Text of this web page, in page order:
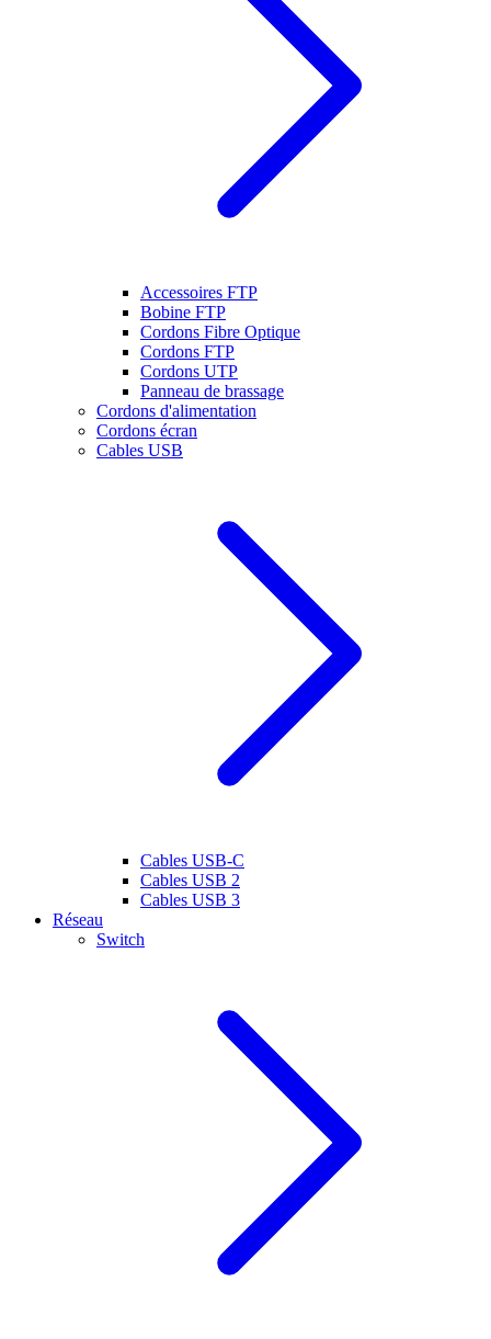
Accessoires FTP
Bobine FTP
Cordons Fibre Optique
Cordons FTP
Cordons UTP
Panneau de brassage
Cordons d'alimentation
Cordons écran
Cables USB
Cables USB-C
Cables USB 2
Cables USB 3
Réseau
Switch